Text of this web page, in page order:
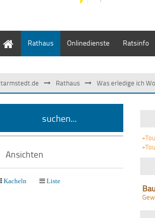
Rathaus Onlinedienste Ratsinfo
tarmstedt.de Rathaus Was erledige ich
suchen...
Ansichten
Kacheln Liste